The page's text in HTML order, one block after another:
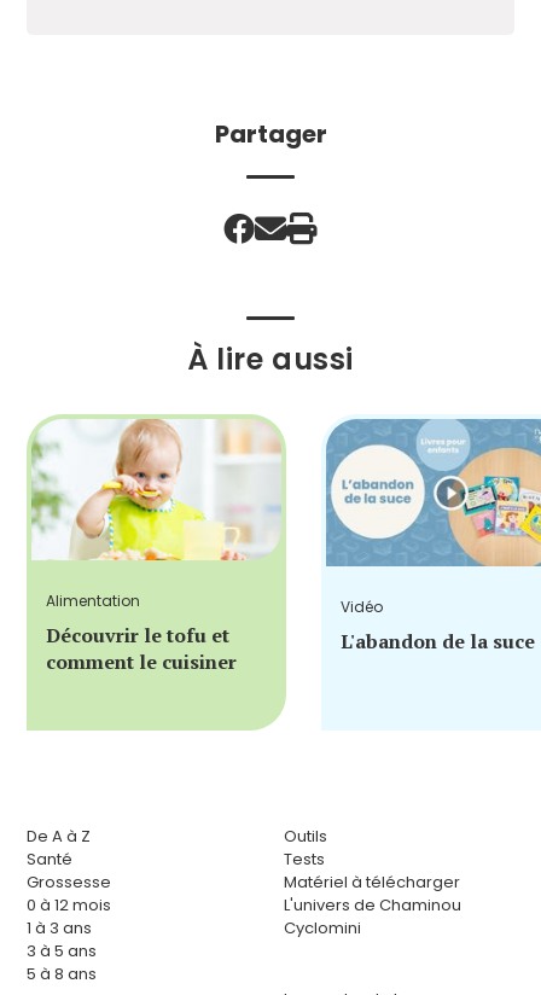
Partager
À lire aussi
Alimentation
Découvrir le tofu et
comment le cuisiner
Vidéo
L'abandon de la suce
De A à Z
Santé
Grossesse
0 à 12 mois
1 à 3 ans
3 à 5 ans
5 à 8 ans
Outils
Tests
Matériel à télécharger
L'univers de Chaminou
Cyclomini